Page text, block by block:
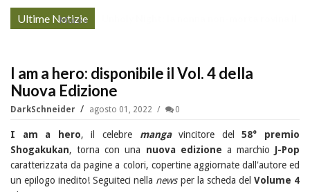
Ultime Notizie
More »
I am a hero: disponibile il Vol. 4 della
Nuova Edizione
DarkSchneider agosto 01, 2022 0
I am a hero, il celebre mangavincitore del58° premio
Shogakukan, torna con una nuova edizione a marchio J-Pop
caratterizzata da pagine a colori, copertine aggiornate dall'autore ed
un epilogo inedito! Seguiteci nella newsper la scheda del Volume 4